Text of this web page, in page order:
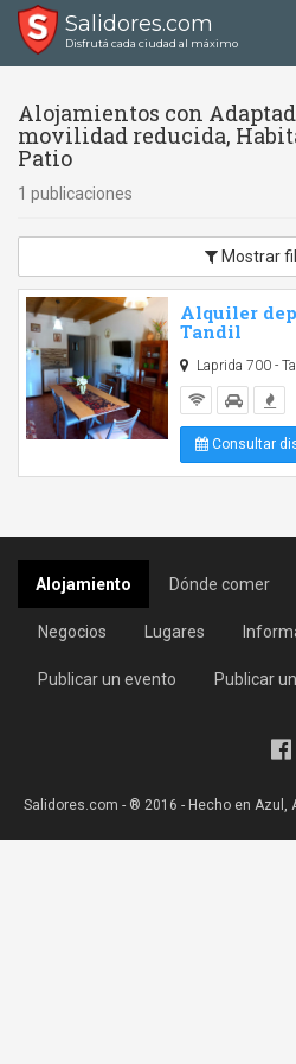
Salidores.com
Disfrutá cada ciudad al máximo
Alojamientos con
movilidad reducida,
Patio
1 publicaciones
Mostrar
Alquiler
Tandil
Laprida 700 -
Consultar
Alojamiento Dónde comer
Negocios Lugares
Publicar un evento Publicar
Salidores.com - ® 2016 - Hecho en Azul,